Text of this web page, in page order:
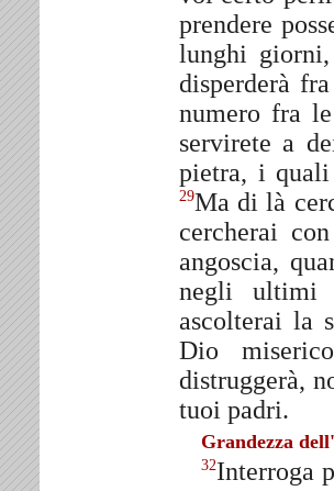
prendere
lunghi
disperderà
numero fra
servirete a
pietra, i quali
29Ma di là
cercherai
angoscia,
negli ultimi
ascolterai la
Dio
distruggerà,
tuoi padri.
Grandezza
32Interroga